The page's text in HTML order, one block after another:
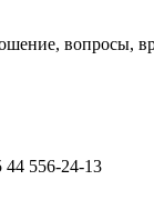
вопросы,
44 556-24-13